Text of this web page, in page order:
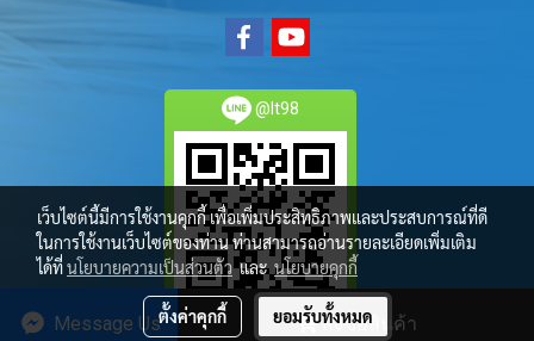
สั่งซื้อสินค้า
Message Us
@lt98
เว็บไซต์นี้มีการใช้งานคุกกี้ เพื่อเพิ่มประสิทธิภาพและประสบการณ์ที่ดี
ในการใช้งานเว็บไซต์ของท่าน ท่านสามารถอ่านรายละเอียดเพิ่มเติม
ได้ที่นโยบายความเป็นส่วนตัวและ นโยบายคุกกี้
ตั้งค่าคุกกี้ ยอมรับทั้งหมด